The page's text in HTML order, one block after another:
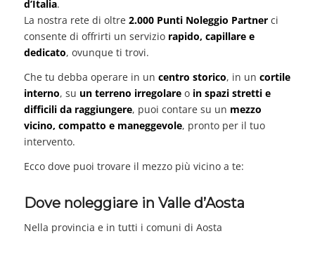
d’Italia.
La nostra rete di oltre 2.000 Punti Noleggio Partnerci
consente di offrirti un servizio rapido, capillare e
dedicato, ovunque ti trovi.
Che tu debba operare in un centro storico, in un cortile
interno, su un terreno irregolareo in spazi stretti e
difficili da raggiungere, puoi contare su un mezzo
vicino, compatto e maneggevole, pronto per il tuo
intervento.
Ecco dove puoi trovare il mezzo più vicino a te:
Dove noleggiare in Valle d’Aosta
Nella provincia e in tutti i comuni di Aosta